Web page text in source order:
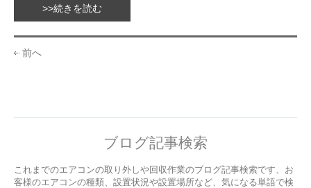
>>続きを読む
前へ
ブログ記事検索
これまでのエアコンの取り外しや回収作業のブログ記事検索です、お
客様のエアコンの種類、設置状況や設置場所など、気になる単語で検